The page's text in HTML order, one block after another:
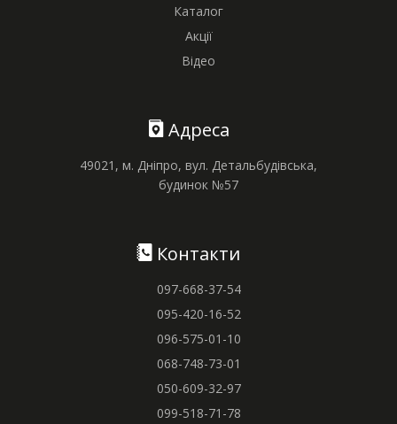
Каталог
Акції
Відео
Адреса
49021, м. Дніпро, вул. Детальбудівська,
будинок №57
Контакти
097-668-37-54
095-420-16-52
096-575-01-10
068-748-73-01
050-609-32-97
099-518-71-78